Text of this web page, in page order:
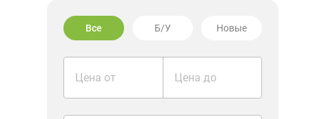
Все Б/У Новые
Цена от Цена до